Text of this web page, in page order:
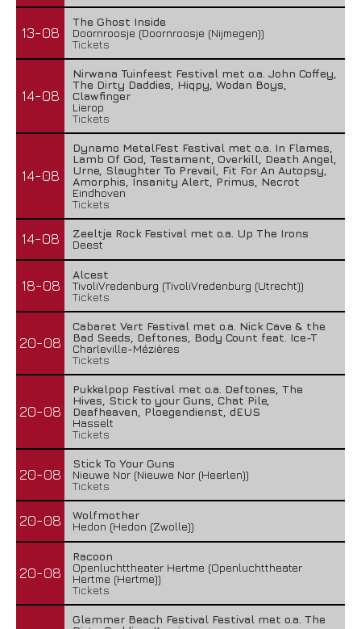
13-08
The Ghost Inside
Doornroosje (Doornroosje (Nijmegen))
Tickets
14-08
Nirwana Tuinfeest Festival met o.a. John Coffey,
The Dirty Daddies, Hiqpy, Wodan Boys,
Clawfinger
Lierop
Tickets
14-08
Dynamo MetalFest Festival met o.a. In Flames,
Lamb Of God, Testament, Overkill, Death Angel,
Urne, Slaughter To Prevail, Fit For An Autopsy,
Amorphis, Insanity Alert, Primus, Necrot
Eindhoven
Tickets
14-08
Zeeltje Rock Festival met o.a. Up The Irons
Deest
18-08
Alcest
TivoliVredenburg (TivoliVredenburg (Utrecht))
Tickets
20-08
Cabaret Vert Festival met o.a. Nick Cave & the
Bad Seeds, Deftones, Body Count feat. Ice-T
Charleville-Mézières
Tickets
20-08
Pukkelpop Festival met o.a. Deftones, The
Hives, Stick to your Guns, Chat Pile,
Deafheaven, Ploegendienst, dEUS
Hasselt
Tickets
20-08
Stick To Your Guns
Nieuwe Nor (Nieuwe Nor (Heerlen))
Tickets
20-08
Wolfmother
Hedon (Hedon (Zwolle))
20-08
Racoon
Openluchttheater Hertme (Openluchttheater
Hertme (Hertme))
Tickets
Glemmer Beach Festival Festival met o.a. The